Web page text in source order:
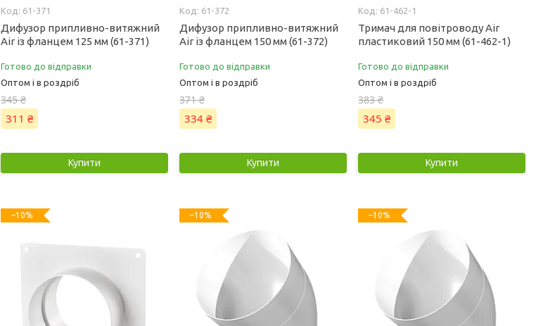
61-371
Дифузор припливно-витяжний
Air із фланцем 125 мм (61-371)
Готово до відправки
Оптом і в роздріб
345 ₴
311 ₴
Купити
61-372
Дифузор припливно-витяжний
Air із фланцем 150 мм (61-372)
Готово до відправки
Оптом і в роздріб
371 ₴
334 ₴
Купити
61-462-1
Тримач для повітроводу Air
пластиковий 150 мм (61-462-1)
Готово до відправки
Оптом і в роздріб
383 ₴
345 ₴
Купити
–10% –10% –10%